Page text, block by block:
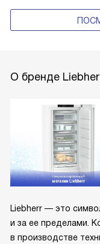
О бренде
Liebherr — это
и за ее пределами.
в производстве